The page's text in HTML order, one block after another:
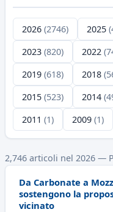
2026 (2746) 2025
2023 (820) 2022
2019 (618) 2018
2015 (523) 2014
2011 (1) 2009 (1)
2,746 articoli nel 2026 —
Da Carbonate a
sostengono la
vicinato